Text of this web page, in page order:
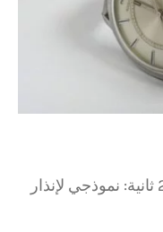
اهتزاز مستمر لمدة 10 إلى 20 ثانية: نموذجي لإنذار